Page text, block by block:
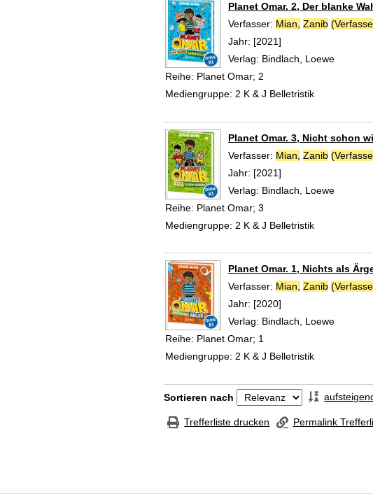
Planet Omar. 2, Der blanke
Verfasser: Mian, Zanib
Jahr: [2021]
Verlag: Bindlach, Loewe
Reihe: Planet Omar; 2
Mediengruppe: 2 K & J Belletristik
Planet Omar. 3, Nicht schon
Verfasser: Mian, Zanib
Jahr: [2021]
Verlag: Bindlach, Loewe
Reihe: Planet Omar; 3
Mediengruppe: 2 K & J Belletristik
Planet Omar. 1, Nichts als
Verfasser: Mian, Zanib
Jahr: [2020]
Verlag: Bindlach, Loewe
Reihe: Planet Omar; 1
Mediengruppe: 2 K & J Belletristik
Zu den Suchfiltern springen
Sortieren nach
Trefferliste drucken Permalink